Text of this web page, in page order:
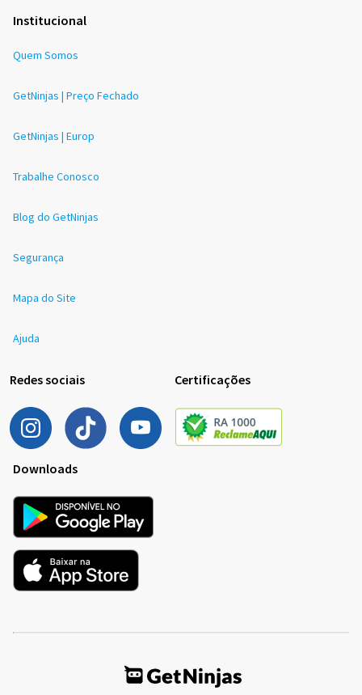
Institucional
Quem Somos
GetNinjas | Preço Fechado
GetNinjas | Europ
Trabalhe Conosco
Blog do GetNinjas
Segurança
Mapa do Site
Ajuda
Redes sociais Certificações
Downloads